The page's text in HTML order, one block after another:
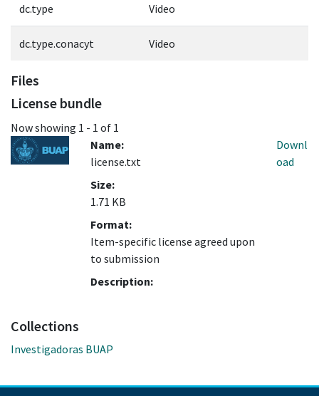
dc.type Video
dc.type.conacyt Video
Files
License bundle
Now showing 1 - 1 of 1
Name:
license.txt
Size:
1.71 KB
Format:
Item-specific license agreed upon
to submission
Description:
Downl
oad
Collections
Investigadoras BUAP